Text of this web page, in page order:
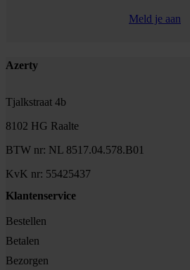
Meld je aan
Footer
Azerty
Tjalkstraat 4b
8102 HG Raalte
BTW nr: NL 8517.04.578.B01
KvK nr: 55425437
Klantenservice
Bestellen
Betalen
Bezorgen